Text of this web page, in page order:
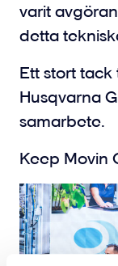
varit
detta
Ett stort tack
Husqvarna
samarbete.
Keep Movin